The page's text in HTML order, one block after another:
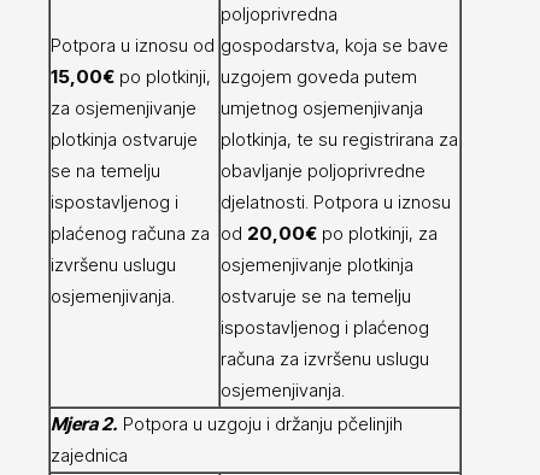
Potpora u iznosu od
15,00€ po plotkinji,
za osjemenjivanje
plotkinja ostvaruje
se na temelju
ispostavljenog i
plaćenog računa za
izvršenu uslugu
osjemenjivanja.
poljoprivredna
gospodarstva, koja se bave
uzgojem goveda putem
umjetnog osjemenjivanja
plotkinja, te su registrirana za
obavljanje poljoprivredne
djelatnosti. Potpora u iznosu
od 20,00€ po plotkinji, za
osjemenjivanje plotkinja
ostvaruje se na temelju
ispostavljenog i plaćenog
računa za izvršenu uslugu
osjemenjivanja.
Mjera 2. Potpora u uzgoju i držanju pčelinjih
zajednica